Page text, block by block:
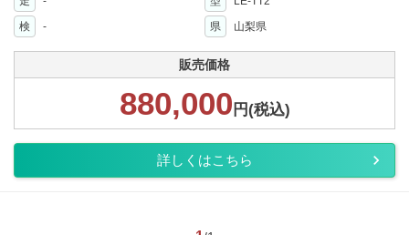
検
- 県 山梨県
販売価格
880,000 円(税込)
詳しくはこちら